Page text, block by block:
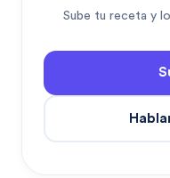
Sube tu receta y